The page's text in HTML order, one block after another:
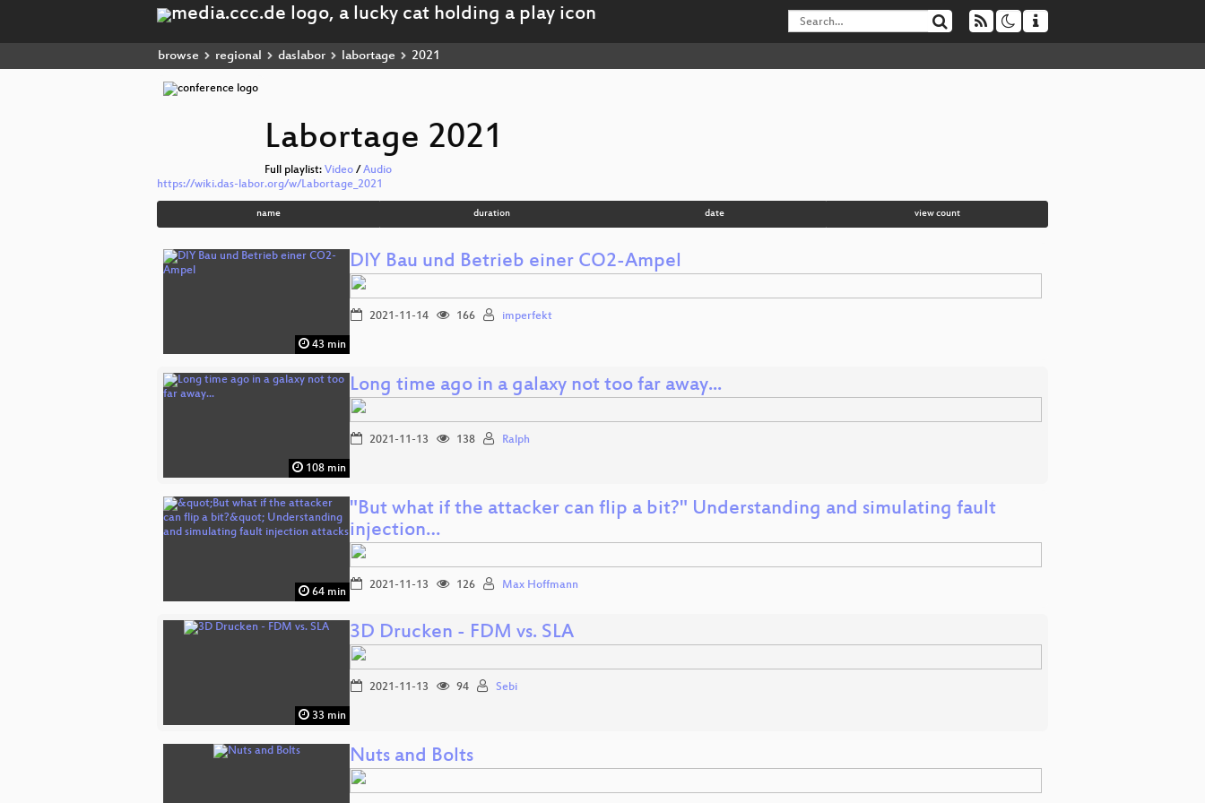
browse regional daslabor labortage 2021
Labortage 2021
Full playlist: Video / Audio
https://wiki.das-labor.org/w/Labortage_2021
name duration date view count
43 min
DIY Bau und Betrieb einer CO2-Ampel
2021-11-14 166 imperfekt
108 min
Long time ago in a galaxy not too far away...
2021-11-13 138 Ralph
64 min
"But what if the attacker can flip a bit?" Understanding and simulating fault
injection…
2021-11-13 126 Max Hoffmann
33 min
3D Drucken - FDM vs. SLA
2021-11-13 94 Sebi
Nuts and Bolts